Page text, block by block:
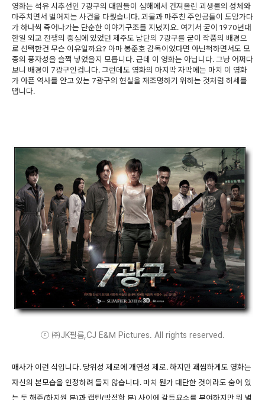
영화는 석유 시추선인 7광구의 대원들이 심해에서 건져올린 괴생물의 성체와
마주치면서 벌어지는 사건을 다뤘습니다. 괴물과 마주친 주인공들이 도망가다
가 하나씩 죽어나가는 단순한 이야기구조를 지녔지요. 여기서 굳이 1970년대
한일 외교 전쟁의 중심에 있었던 제주도 남단의 7광구를 굳이 작품의 배경으
로 선택한건 무슨 이유일까요? 아마 봉준호 감독이었다면 아닌척하면서도 모
종의 풍자성을 슬쩍 넣었을지 모릅니다. 근데 이 영화는 아닙니다. 그냥 어쩌다
보니 배경이 7광구인겁니다. 그런데도 영화의 마지막 자막에는 마치 이 영화
가 아픈 역사를 안고 있는 7광구의 현실을 재조명하기 위하는 것처럼 허세를
떱니다.
ⓒ ㈜JK필름,CJ E&M Pictures. All rights reserved.
매사가 이런 식입니다. 당위성 제로에 개연성 제로. 하지만 괘씸하게도 영화는
자신의 본모습을 인정하려 들지 않습니다. 마치 뭔가 대단한 것이라도 숨어 있
는 듯 해준(하지원 분)과 캡틴(박정학 분) 사이에 갈등요소를 부여하지만 뭐 별